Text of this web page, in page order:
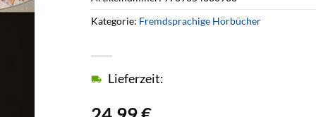
Lieferzeit:
Kategorie: Fremdsprachige Hörbücher